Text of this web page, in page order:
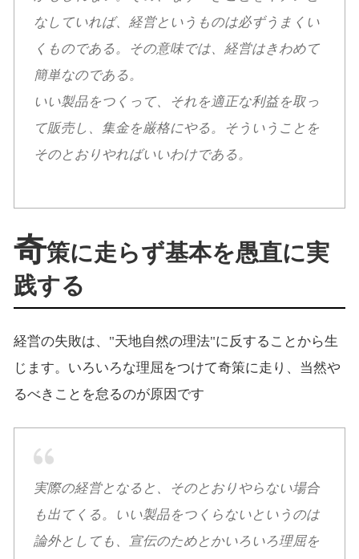
なしていれば、経営というものは必ずうまくい
くものである。その意味では、経営はきわめて
簡単なのである。
いい製品をつくって、それを適正な利益を取っ
て販売し、集金を厳格にやる。そういうことを
そのとおりやればいいわけである。
奇策に走らず基本を愚直に実
践する
経営の失敗は、"天地自然の理法"に反することから生
じます。いろいろな理屈をつけて奇策に走り、当然や
るべきことを怠るのが原因です
実際の経営となると、そのとおりやらない場合
も出てくる。いい製品をつくらないというのは
論外としても、宣伝のためとかいろいろ理屈を